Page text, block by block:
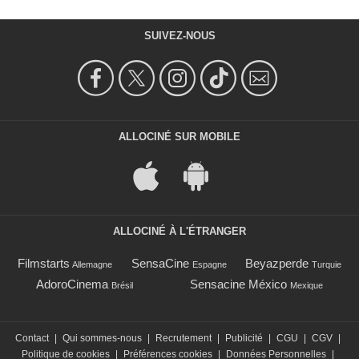
SUIVEZ-NOUS
ALLOCINÉ SUR MOBILE
ALLOCINÉ À L'ÉTRANGER
Filmstarts Allemagne SensaCine Espagne Beyazperde Turquie
AdoroCinema Brésil Sensacine México Mexique
Contact | Qui sommes-nous | Recrutement | Publicité | CGU | CGV |
Politique de cookies | Préférences cookies | Données Personnelles |